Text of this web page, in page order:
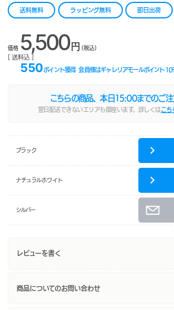
送料無料 ラッピング無料 即日出荷
価格 5,500円 (税込)
[ 送料込 ]
550ポイント獲得 会員様はギャレリアモールポイント 10
こちらの商品、本日 15:00までのご
翌日配送できないエリアも御座います。詳しくは こち
ブラック
ナチュラルホワイト
シルバー
レビューを書く
商品についてのお問い合わせ